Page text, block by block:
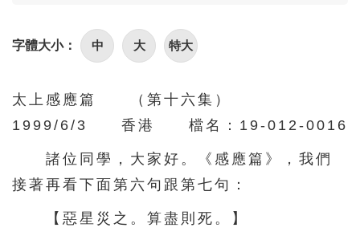
92 93
98
101 103
106 107 108 109 110
111 112 113 114 115
116 117 118 119
121 122 123
字體大小： 中 大 特大
太上感應篇 （第十六集）
1999/6/3 香港 檔名：19-012-0016
諸位同學，大家好。《感應篇》，我們
接著再看下面第六句跟第七句：
【惡星災之。算盡則死。】